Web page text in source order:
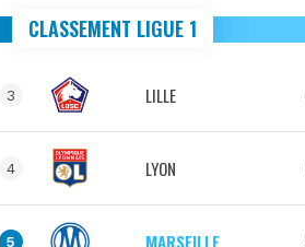
CLASSEMENT LIGUE 1
3 LILLE
4 LYON
5 MARSEILLE